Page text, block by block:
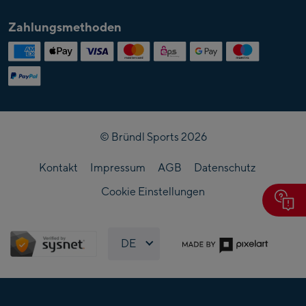
Entitäten
Karriere im Servicecenter
Bründl Akademie
Ansprechpartner
Bründl
Magazin & Stories
Veranstaltungen
Presse
Sitemap
Zahlungsmethoden
© Bründl Sports 2026
Kontakt Impressum AGB
Datenschutz
Cookie Einstellungen